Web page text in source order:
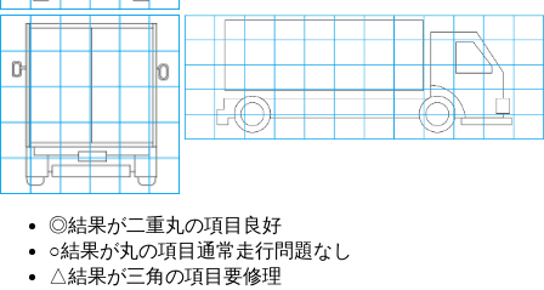
◎結果が二重丸の項目 良好
○結果が丸の項目 通常走行問題なし
△結果が三角の項目 要修理